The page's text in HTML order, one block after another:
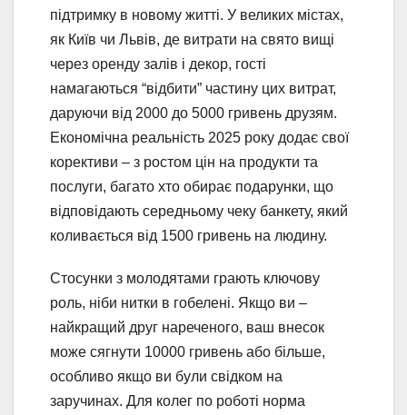
підтримку в новому житті. У великих містах,
як Київ чи Львів, де витрати на свято вищі
через оренду залів і декор, гості
намагаються “відбити” частину цих витрат,
даруючи від 2000 до 5000 гривень друзям.
Економічна реальність 2025 року додає свої
корективи – з ростом цін на продукти та
послуги, багато хто обирає подарунки, що
відповідають середньому чеку банкету, який
коливається від 1500 гривень на людину.
Стосунки з молодятами грають ключову
роль, ніби нитки в гобелені. Якщо ви –
найкращий друг нареченого, ваш внесок
може сягнути 10000 гривень або більше,
особливо якщо ви були свідком на
заручинах. Для колег по роботі норма